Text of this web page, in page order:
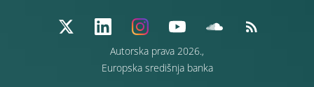
Autorska prava 2026.,
Europska središnja banka